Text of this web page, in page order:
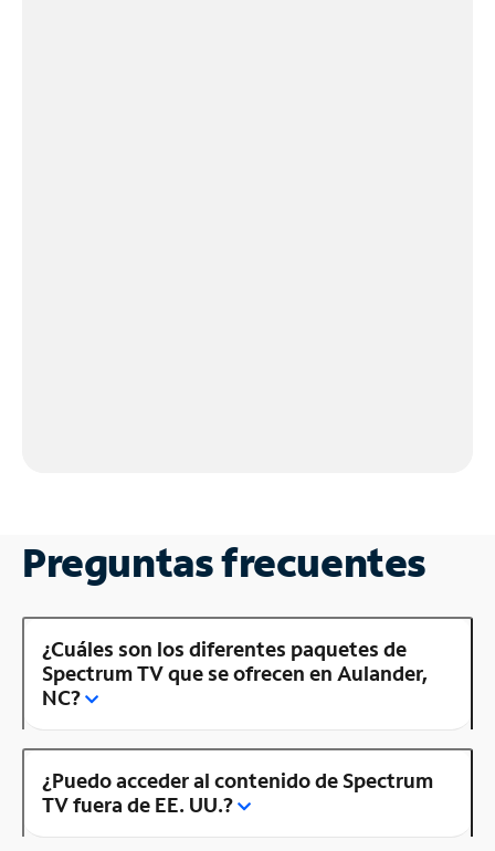
Preguntas frecuentes
¿Cuáles son los diferentes paquetes de
Spectrum TV que se ofrecen en Aulander,
NC?
¿Puedo acceder al contenido de Spectrum
TV fuera de EE. UU.?